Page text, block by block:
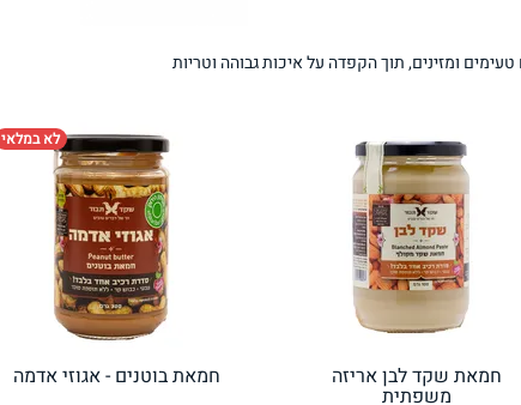
גבינות טבעוניות
פסטה, אטריות וקטניות תבשילים ומרקים
ומזינים, תוך הקפדה על איכות גבוהה וטריות
חמאת שקד לבן אריזה
משפתית
לא במלאי
חמאת בוטנים - אגוזי אדמה